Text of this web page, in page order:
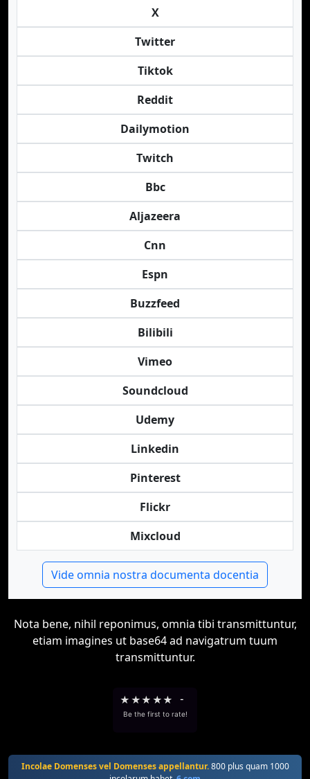
X
Twitter
Tiktok
Reddit
Dailymotion
Twitch
Bbc
Aljazeera
Cnn
Espn
Buzzfeed
Bilibili
Vimeo
Soundcloud
Udemy
Linkedin
Pinterest
Flickr
Mixcloud
Vide omnia nostra documenta docentia
Nota bene, nihil reponimus, omnia tibi transmittuntur,
etiam imagines ut base64 ad navigatrum tuum
transmittuntur.
★ ★★ ★★ -
Be the first to rate!
Incolae Domenses vel Domenses appellantur.800 plus quam 1000